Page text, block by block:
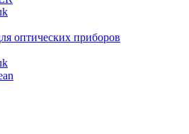
оптических приборов